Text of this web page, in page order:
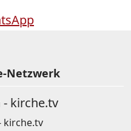
Netzwerk
kirche.tv